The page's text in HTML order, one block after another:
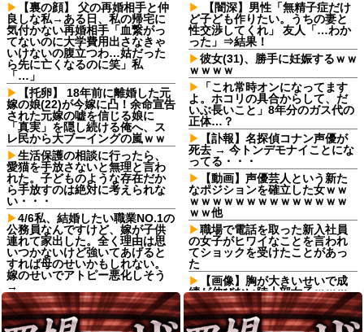
【裏の顔】 父の再婚相手と仲
良しな私→ある日、私の帰宅に
気付かない再婚相手「血繋がっ
てないのに大学費用出さなきゃ
いけないの腹立つわ…姑だった
ら先に亡くなるのに笑」私
「…」
【托卵】 18年前に離婚した元
嫁の娘(22)が今嫁に凸！余命宣告
された元嫁の嘘を信じる娘に
「真実」を隠し続ける俺へ、ス
レ民から大ブーイングの嵐ｗｗ
生活保護の相談に行ったら、
愛猫を手放さないと無理と言わ
れた。子どものような存在だか
ら手放すのは絶対に考えられな
い・・・
4/6私、結婚したい職業NO.1の
公務員なんですけど、嫁が子供
連れて家出した。全く理由は思
いつかないけど強いてあげると
すれば母のせいかもしれない。
嫁のせいでアトピー悪化しそう
→
夫が首を吊った。気に入らな
いと私を殴るウトとそれを傍観
するトメに生活費をくれない
【闇深】男性「無精子症だけ
ど子ども作りたい。うちの妻と
性交渉してくれ」 友人「…わか
った」⇒結果！
彼女(31)、勝手に妊娠するｗｗ
ｗｗｗｗ
「これ常時オンになってます
よ。ホコリの具合からして、だ
いぶ長いこと」8年分のガス代の
正体…？
【訃報】名探偵コナン声優が
死去 → 今トンデモナイことにな
ってる・・・
【動画】声優芸人という新た
なポジションを確立した女ｗｗ
ｗｗｗｗｗｗｗｗｗｗｗｗｗｗ
ｗｗ他
職場で電話を取った新入社員
の女子がヒワイなことを言われ
てショックを受けたことがあっ
た
【画像】胸が大きいせいで成
績が伸びない陸上部女子ｗｗｗ
ｗｗｗｗｗｗｗｗｗ
【訃報】任天堂、ガチで終わ